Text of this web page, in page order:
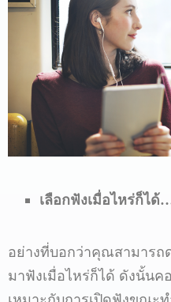
เลือกฟังเมื่อไหร่ก็ได้
อย่างที่บอกว่าคุณสามารถ
มาฟังเมื่อไหร่ก็ได้ ดังนั้นค